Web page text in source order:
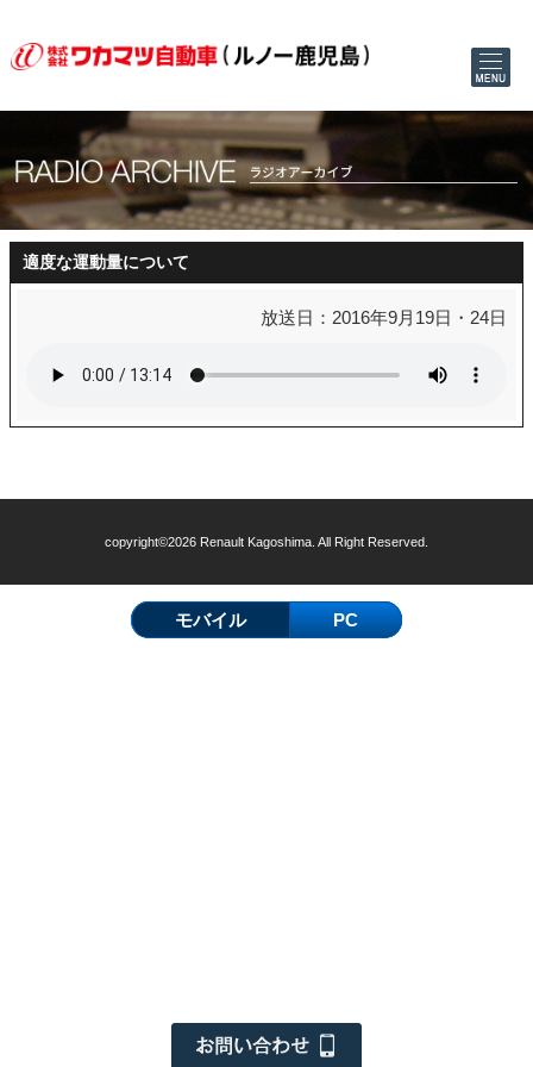
適度な運動量について
放送日：2016年9月19日・24日
copyright©2026 Renault Kagoshima. All Right Reserved.
モバイル PC